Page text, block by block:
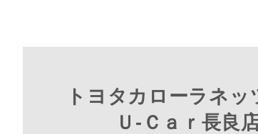
トヨタカローラネッ
Ｕ‐Ｃａｒ長良